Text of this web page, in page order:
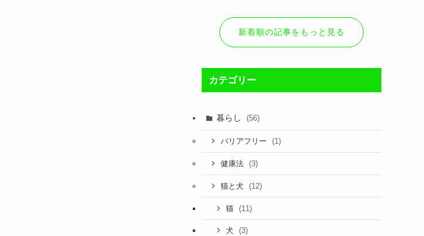
新着順の記事をもっと見る
カテゴリー
暮らし (56)
バリアフリー (1)
健康法 (3)
猫と犬 (12)
猫 (11)
犬 (3)